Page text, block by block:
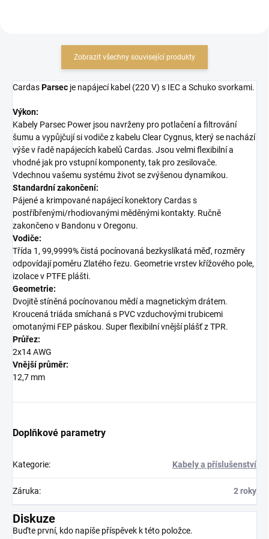
Zobrazit všechny související produkty
CardasParsec je napájecí kabel (220 V) s IEC a Schuko svorkami.
Výkon:
Kabely Parsec Power jsou navrženy pro potlačení a filtrování
šumu a vypůjčují si vodiče z kabelu Clear Cygnus, který se nachází
výše v řadě napájecích kabelů Cardas. Jsou velmi flexibilní a
vhodné jak pro vstupní komponenty, tak pro zesilovače.
Vdechnou vašemu systému život se zvýšenou dynamikou.
Standardní zakončení:
Pájené a krimpované napájecí konektory Cardas s
postříbřenými/rhodiovanými měděnými kontakty. Ručně
zakončeno v Bandonu v Oregonu.
Vodiče:
Třída 1, 99,9999% čistá pocínovaná bezkyslíkatá měď, rozměry
odpovídají poměru Zlatého řezu. Geometrie vrstev křížového pole,
izolace v PTFE plášti.
Geometrie:
Dvojitě stíněná pocínovanou mědí a magnetickým drátem.
Kroucená triáda smíchaná s PVC vzduchovými trubicemi
omotanými FEP páskou. Super flexibilní vnější plášť z TPR.
Průřez:
2x14 AWG
Vnější průměr:
12,7 mm
Doplňkové parametry
Kategorie: Kabely a příslušenství
Záruka: 2 roky
Diskuze
Buďte první, kdo napíše příspěvek k této položce.